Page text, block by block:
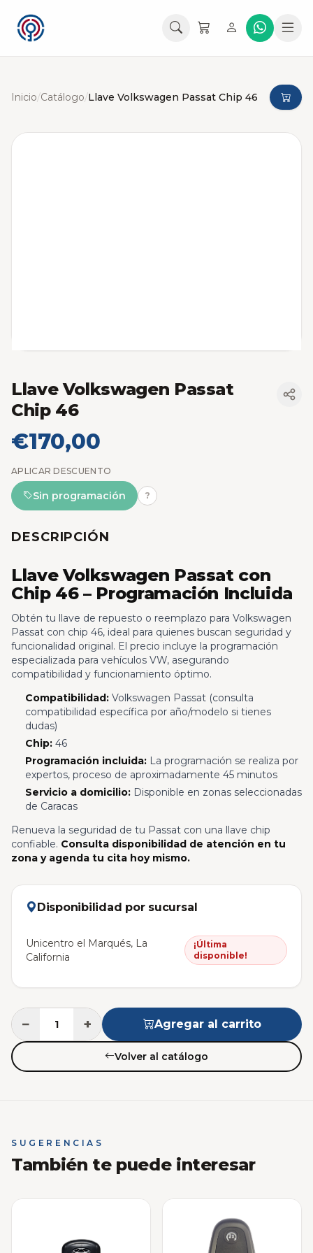
Inicio/Catálogo/Llave Volkswagen Passat Chip 46
Llave Volkswagen Passat
Chip 46
€170,00
APLICAR DESCUENTO
Sin programación ?
DESCRIPCIÓN
Llave Volkswagen Passat con
Chip 46 – Programación Incluida
Obtén tu llave de repuesto o reemplazo para Volkswagen
Passat con chip 46, ideal para quienes buscan seguridad y
funcionalidad original. El precio incluye la programación
especializada para vehículos VW, asegurando
compatibilidad y funcionamiento óptimo.
Compatibilidad:Volkswagen Passat (consulta
compatibilidad específica por año/modelo si tienes
dudas)
Chip:46
Programación incluida:La programación se realiza por
expertos, proceso de aproximadamente 45 minutos
Servicio a domicilio:Disponible en zonas seleccionadas
de Caracas
Renueva la seguridad de tu Passat con una llave chip
confiable. Consulta disponibilidad de atención en tu
zona y agenda tu cita hoy mismo.
Disponibilidad por sucursal
Unicentro el Marqués, La
California
¡Última
disponible!
− + Agregar al carrito
Volver al catálogo
SUGERENCIAS
También te puede interesar